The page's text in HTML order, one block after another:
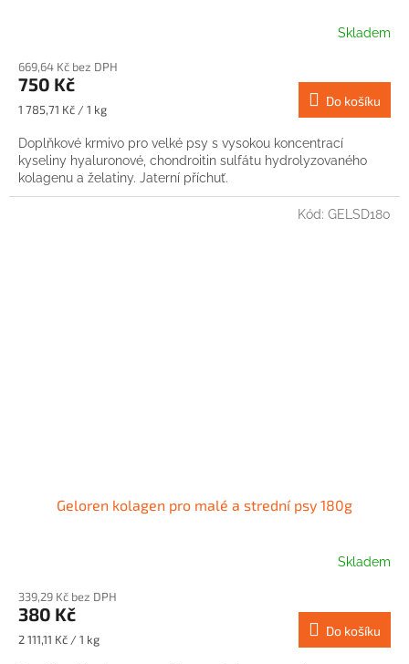
Skladem
669,64 Kč bez DPH
750 Kč
Měrná
1 785,71 Kč / 1 kg
Do košíku
Doplňkové krmivo pro velké psy s vysokou koncentrací
kyseliny hyaluronové, chondroitin sulfátu hydrolyzovaného
kolagenu a želatiny. Jaterní příchuť.
Geloren kolagen pro malé a strední psy 180g
Skladem
339,29 Kč bez DPH
380 Kč
Měrná
2 111,11 Kč / 1 kg
Do košíku
Kód: GELSD180